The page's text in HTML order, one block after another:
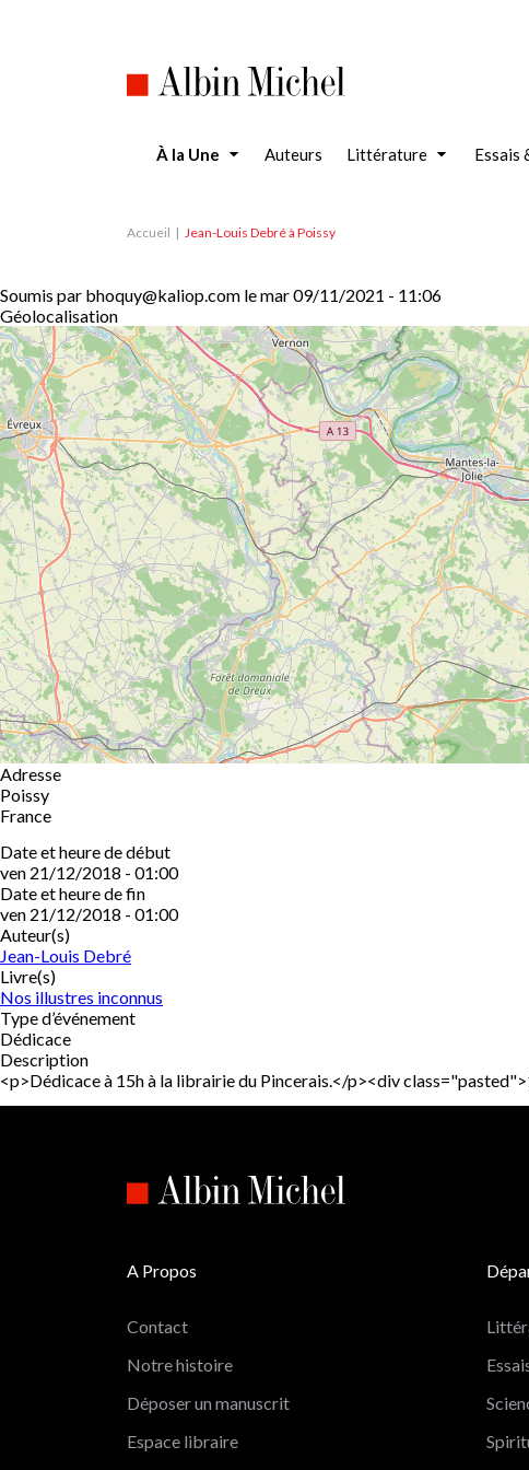
À la Une Auteurs Littérature Essais
Accueil Jean-Louis Debré à Poissy
Soumis par bhoquy@kaliop.com lemar 09/11/2021 - 11:06
Géolocalisation
Adresse
Poissy
France
Date et heure de début
ven 21/12/2018 - 01:00
Date et heure de fin
ven 21/12/2018 - 01:00
Auteur(s)
Jean-Louis Debré
Livre(s)
Nos illustres inconnus
Type d’événement
Dédicace
Description
<p>Dédicace à 15h à la librairie du Pincerais.</p><div
A Propos
Contact
Notre histoire
Déposer un manuscrit
Espace libraire